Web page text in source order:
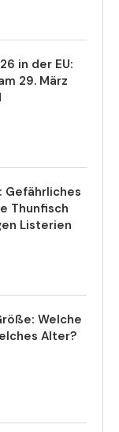
in der EU:
29. März
Gefährliches
Thunfisch
Listerien
Welche
Alter?